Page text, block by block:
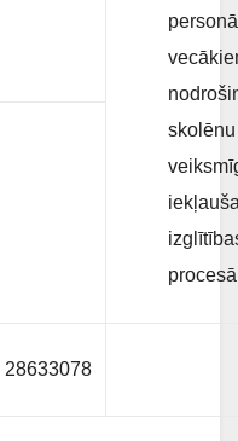
skolēnu
28633078